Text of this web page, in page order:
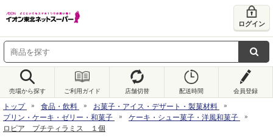
ログイン
売場から探す ご利用ガイド 店舗切替 配送時間 会員登録
トップ 食品・飲料
お菓子・アイス・デザート・製菓材料
プリン・ケーキ・ゼリー・和菓子
ケーキ・シュー菓子・洋風和菓子
ロピア プチティラミス １個